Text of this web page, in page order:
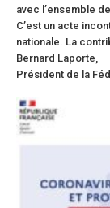
avec l’ensemble
C’est un acte
nationale. La
Bernard Laporte,
Président de la